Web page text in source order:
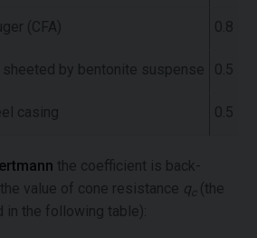
(CFA) 0.8
by bentonite suspense 0.5
casing 0.5
the coefficient is back-
value of cone resistance q (the
in the following table):